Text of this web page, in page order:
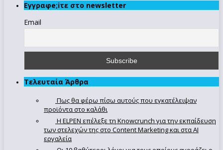
Εγγραφe;iτε στο newsletter
Email
Τελευταία Άρθρα
Πως θα φέρω πίσω αυτούς που εγκατέλειψαν
προϊόντα στο καλάθι
Η ELPEN επέλεξε τη Knowcrunch για την εκπαίδευση
των στελεχών της στο Content Marketing και στα AI
εργαλεία